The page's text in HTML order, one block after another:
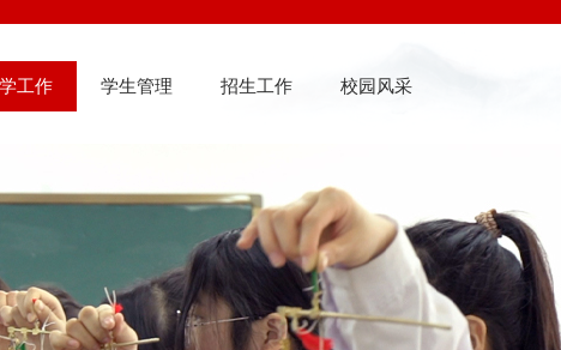
工作 学生管理 招生工作 校园风采